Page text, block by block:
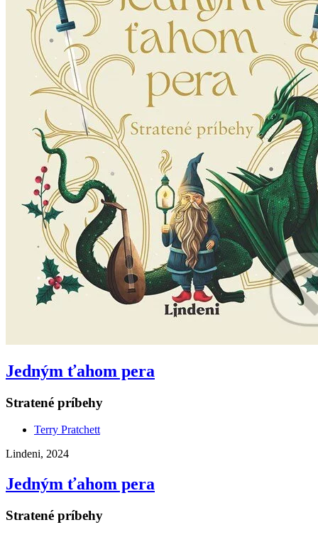
Jedným ťahom pera
Stratené príbehy
Terry Pratchett
Lindeni, 2024
Jedným ťahom pera
Stratené príbehy